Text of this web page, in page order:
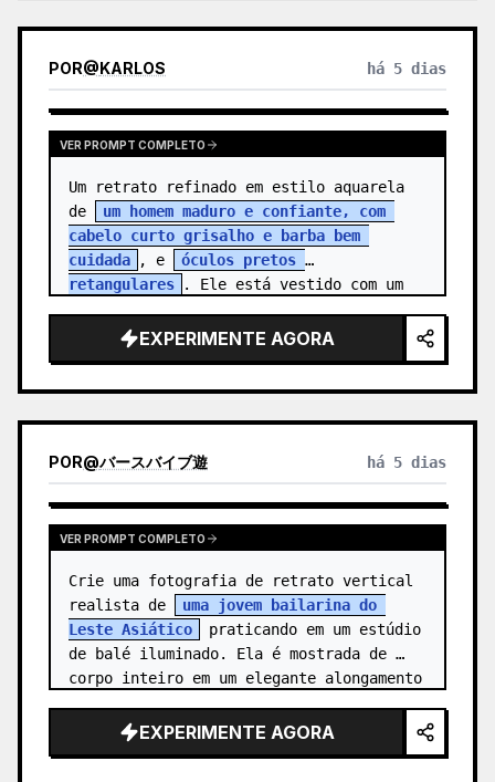
POR@KARLOS há 5 dias
VER PROMPT COMPLETO
Um retrato refinado em estilo aquarela
de
um homem maduro e confiante, com
cabelo curto grisalho e barba bem
cuidada
, e
óculos pretos
retangulares
. Ele está vestido com um
EXPERIMENTE AGORA
POR@バースバイブ遊 há 5 dias
VER PROMPT COMPLETO
Crie uma fotografia de retrato vertical
realista de
uma jovem bailarina do
Leste Asiático
praticando em um estúdio
de balé iluminado. Ela é mostrada de
corpo inteiro em um elegante alongamento
EXPERIMENTE AGORA